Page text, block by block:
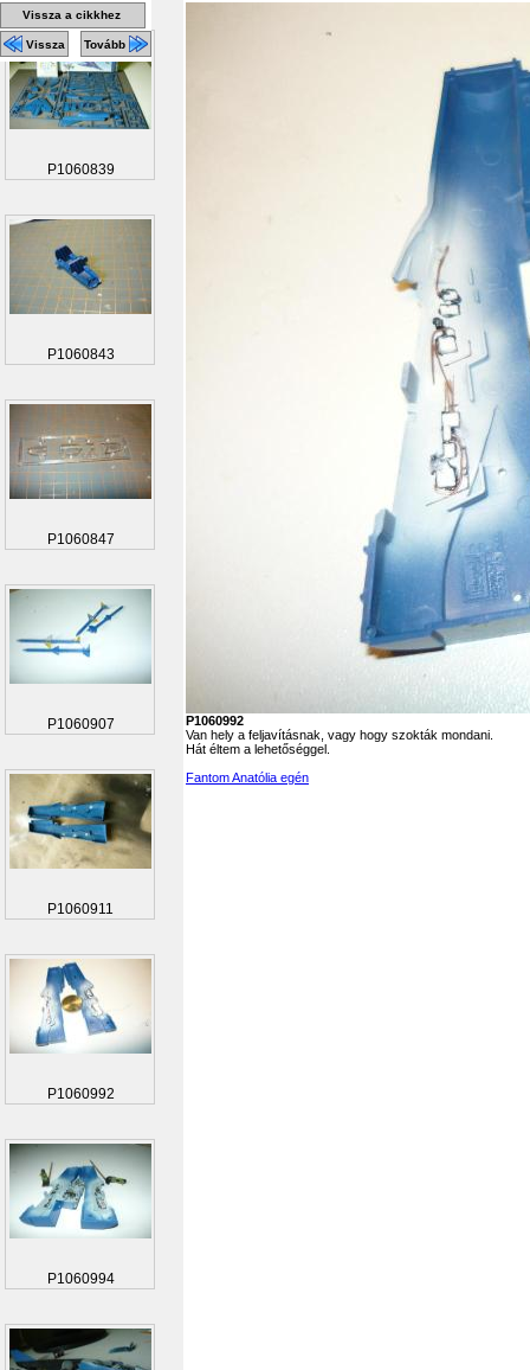
P1060992
Van hely a feljavításnak, vagy hogy szokták mondani.
Hát éltem a lehetőséggel.
Fantom Anatólia egén
Vissza a cikkhez
Vissza Tovább
P1060839
P1060843
P1060847
P1060907
P1060911
P1060992
P1060994